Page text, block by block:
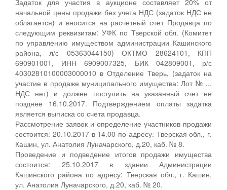
начальной цены продажи без учета НДС (задаток НДС не
облагается) и вносится на расчетный счет Продавца по
следующим реквизитам: УФК по Тверской обл. (Комитет
по управлению имуществом администрации Кашинского
района, л/с 05363044150) ОКТМО 28624101, КПП
690901001, ИНН 6909007325, БИК 042809001, р/с
40302810100003000010 в Отделение Тверь, (задаток на
участие в продаже муниципального имущества: Лот № ...
НДС нет) и должен поступить на указанный счет не
позднее 16.10.2017. Подтверждением оплаты задатка
является выписка со счета продавца.
Рассмотрение заявок и определение участников продажи
состоится: 20.10.2017 в 14.00 по адресу: Тверская обл., г.
Кашин, ул. Анатолия Луначарского, д.20, каб. № 8.
Проведение и подведение итогов продажи имущества
состоится: 25.10.2017 в здании Администрации
Кашинского района по адресу: Тверская обл., г. Кашин,
ул. Анатолия Луначарского, д.20, каб. № 20.